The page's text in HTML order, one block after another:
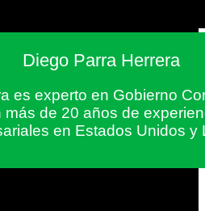
Diego Parra Herrera
es experto en Gobierno
más de 20 años de
en Estados Unidos y